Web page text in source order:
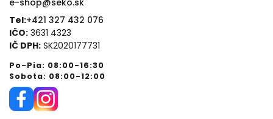
e-shop@seko.sk
Tel:+421 327 432 076
IČO: 3631 4323
IČ DPH: SK2020177731
Po-Pia: 08:00-16:30
Sobota: 08:00-12:00